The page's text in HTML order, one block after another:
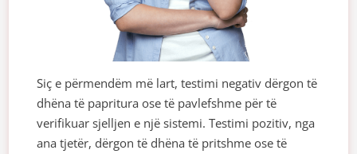
Siç e përmendëm më lart, testimi negativ dërgon të
dhëna të papritura ose të pavlefshme për të
verifikuar sjelljen e një sistemi. Testimi pozitiv, nga
ana tjetër, dërgon të dhëna të pritshme ose të